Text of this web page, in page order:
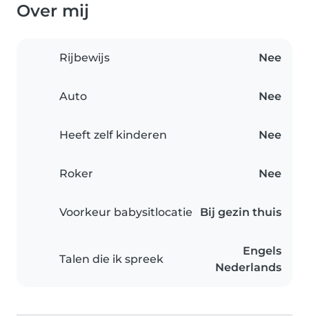
Over mij
Rijbewijs Nee
Auto Nee
Heeft zelf kinderen Nee
Roker Nee
Voorkeur babysitlocatie Bij gezin thuis
Talen die ik spreek
Engels
Nederlands